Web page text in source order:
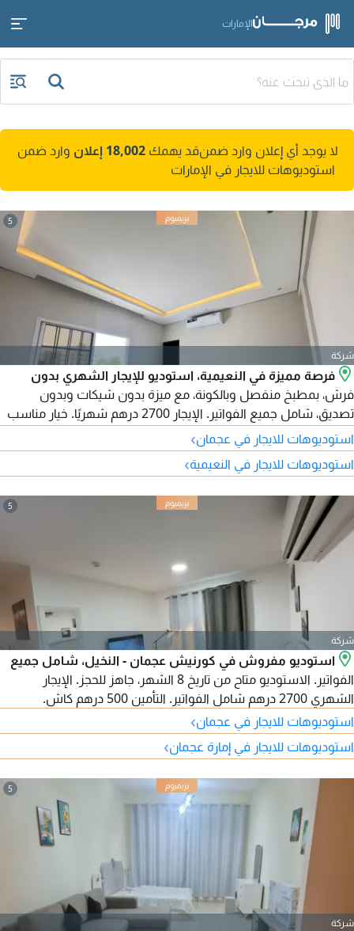
الإمارات
لا يوجد أي إعلان وارد ضمنقد يهمك 18,002 إعلان
وارد ضمن
استوديوهات للايجار في الإمارات
5
شركة
فرصة مميزة في النعيمية، استوديو للإيجار الشهري بدون
فرش، بمطبخ منفصل وبالكونة، مع ميزة بدون شيكات وبدون
تصديق، شامل جميع الفواتير. الإيجار 2700 درهم شهريًا. خيار مناسب
للسكن بسعر اقتصادي وموقع حيوي.
استوديوهات للايجار في عجمان›
استوديوهات للايجار في النعيمية›
5
شركة
استوديو مفروش في كورنيش عجمان - النخيل، شامل جميع
الفواتير. الاستوديو متاح من تاريخ 8 الشهر، جاهز للحجز. الإيجار
الشهري 2700 درهم شامل الفواتير. التأمين 500 درهم كاش.
استوديوهات للايجار في عجمان›
استوديوهات للايجار في إمارة عجمان›
5
شركة